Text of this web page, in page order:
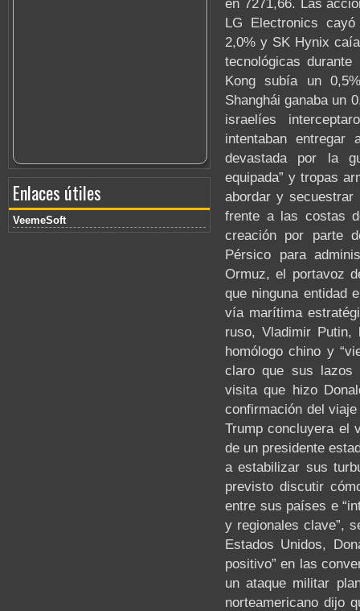
Enlaces útiles
VeemeSoft
en 7271,66. Las
LG Electronics
2,0% y SK Hynix
tecnológicas
Kong subía un
Shanghái ganaba un
israelíes
intentaban
devastada por la
equipada” y tropas
abordar y
frente a las costas
creación por parte
Pérsico para
Ormuz, el portavoz
que ninguna entidad
vía marítima
ruso, Vladimir
homólogo chino y
claro que sus lazos
visita que hizo
confirmación del
Trump concluyera el
de un presidente
a estabilizar sus
previsto discutir
entre sus países e
y regionales clave”,
Estados Unidos,
positivo” en las
un ataque militar
norteamericano dijo